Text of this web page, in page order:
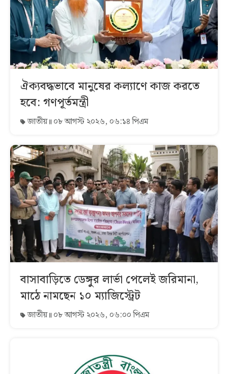
ঐক্যবদ্ধভাবে মানুষের কল্যাণে কাজ করতে
হবে: গণপূর্তমন্ত্রী
জাতীয় ০৮ আগস্ট ২০২৬, ০৬:১৪ পিএম
বাসাবাড়িতে ডেঙ্গুর লার্ভা পেলেই জরিমানা,
মাঠে নামছেন ১০ ম্যাজিস্ট্রেট
জাতীয় ০৮ আগস্ট ২০২৬, ০৬:০০ পিএম